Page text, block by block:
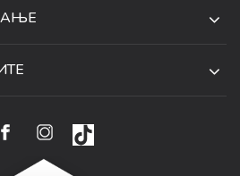
И ЗАМЕНА НА ПРОИЗВОД